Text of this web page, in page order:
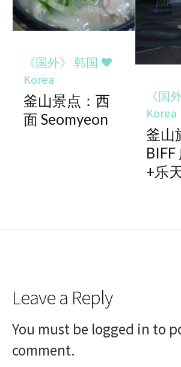
《国外》 韩国 ♥
Korea
釜山景点：西
面 Seomyeon
《国
Korea
釜山
BIFF
+乐
Leave a Reply
You must be logged in to
comment.